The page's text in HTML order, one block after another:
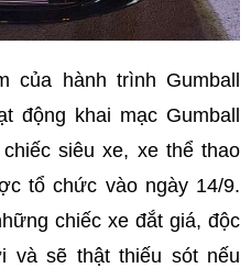
của hành trình Gumball
động khai mạc Gumball
siêu xe, xe thể thao
tổ chức vào ngày 14/9.
chiếc xe đắt giá, độc
và sẽ thật thiếu sót nếu